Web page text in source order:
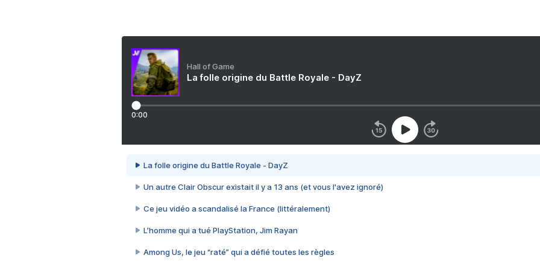
Hall of Game
La folle origine du Battle Royale - DayZ
0:00
La folle origine du Battle Royale - DayZ
Un autre Clair Obscur existait il y a 13 ans (et vous l'avez ignoré)
Ce jeu vidéo a scandalisé la France (littéralement)
L’homme qui a tué PlayStation, Jim Rayan
Among Us, le jeu “raté” qui a défié toutes les règles